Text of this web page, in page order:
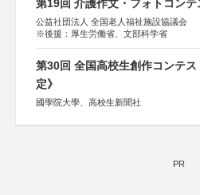
第19回 介護作文・フォトコンテ
公益社団法人 全国老人福祉施設協議会
※後援：厚生労働省、文部科学省
第30回 全国高校生創作コンテス
定》
國學院大學、高校生新聞社
PR